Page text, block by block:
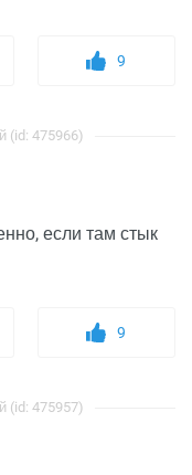
9
(id: 475966)
если там стык
9
(id: 475957)